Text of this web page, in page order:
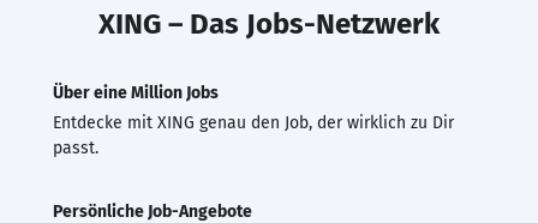
XING – Das Jobs-Netzwerk
Über eine Million Jobs
Entdecke mit XING genau den Job, der wirklich zu Dir
passt.
Persönliche Job-Angebote